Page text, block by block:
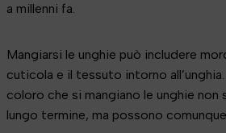
a millenni fa.
Mangiarsi le unghie può includere
cuticola e il tessuto intorno
coloro che si mangiano le unghie non
lungo termine, ma possono